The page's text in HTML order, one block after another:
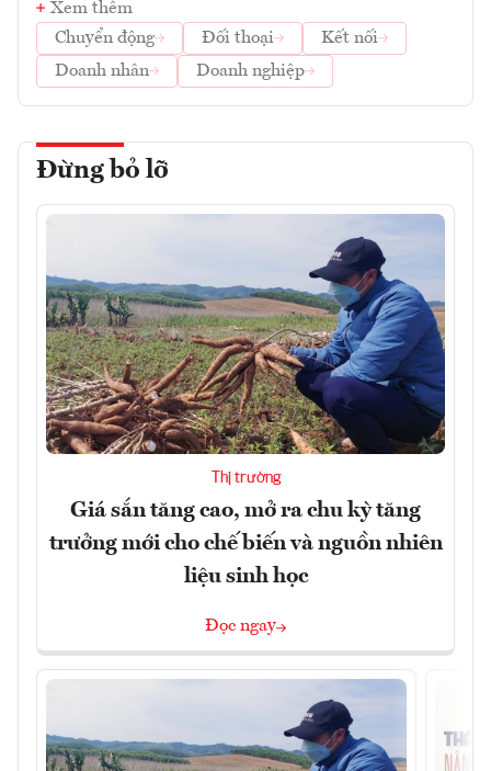
Xem thêm
Chuyển động
Đối thoại
Kết nối
Doanh nhân
Doanh nghiệp
Đừng bỏ lỡ
Thị trường
Giá sắn tăng cao, mở ra chu kỳ tăng
trưởng mới cho chế biến và nguồn nhiên
liệu sinh học
Đọc ngay